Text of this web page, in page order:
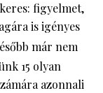
figyelmet,
is igényes
már nem
15 olyan
azonnali